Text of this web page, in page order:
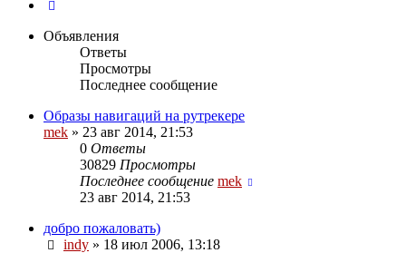
Объявления
Ответы
Просмотры
Последнее сообщение
Образы навигаций на рутрекере
mek » 23 авг 2014, 21:53
0 Ответы
30829 Просмотры
Последнее сообщение mek
23 авг 2014, 21:53
добро пожаловать)
indy » 18 июл 2006, 13:18